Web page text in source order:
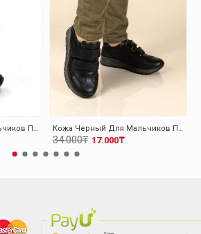
Кожа Черный Для Мальчиков Повседневная Обувь 006BA900 Кожа Черный Для Мальчиков Повседневная Обувь 006FA900
17.000₸
34.000₸